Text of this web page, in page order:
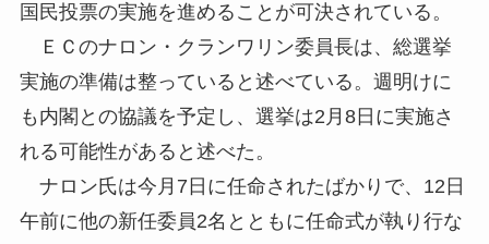
国民投票の実施を進めることが可決されている。
ＥＣのナロン・クランワリン委員長は、総選挙
実施の準備は整っていると述べている。週明けに
も内閣との協議を予定し、選挙は2月8日に実施さ
れる可能性があると述べた。
ナロン氏は今月7日に任命されたばかりで、12日
午前に他の新任委員2名とともに任命式が執り行な